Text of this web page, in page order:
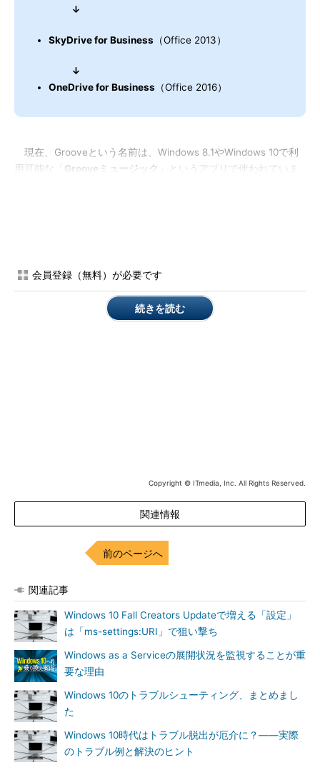
↓
SkyDrive for Business （Office 2013）
↓
OneDrive for Business （Office 2016）
現在、Grooveという名前は、Windows 8.1やWindows 10で利
用可能な「 Grooveミュージック
」というアプリで使われていま
ュージック（信頼されたWindowsストアアプリ）」の他に
「OneDrive for Business」が検索されることを確認できるかも
）。
Grooveミュージックとは全く関係のない、ファイル
名「groove.exe」のOneDrive for Business
この他、以前使用されていた名前が別の技術や機能に再利用さ
れている例としては、「Microsoft Passport
力に変わる二要素認証（Tow Factor Authentication：2FA）技術
です。
生体認証（顔、眼球の虹彩、指紋による認証）といった
「Windows Hello認証」の背景にある技術ですが、もともとは現
在の「Microsoftアカウント
ID」の、さらに前身のサービスである「.NET Passport／
Microsoft Passport Network
て、現在の意味でのMicrosoft Passportも、実はもう古い用例で
す。Windows 10初期リリース時には別の意味であったMicrosoft
PassportとWindows Helloは、現在では両社を合わせて
会員登録（無料）が必要です
続きを読む
Copyright © ITmedia, Inc. All Rights Reserved.
関連情報
前のページへ
関連記事
Windows 10 Fall Creators Updateで増える「設定」
は「ms-settings:URI」で狙い撃ち
Windows as a Serviceの展開状況を監視することが重
要な理由
Windows 10のトラブルシューティング、まとめまし
た
Windows 10時代はトラブル脱出が厄介に？――実際
のトラブル例と解決のヒント